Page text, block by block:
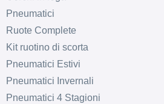
Pneumatici
Ruote Complete
Kit ruotino di scorta
Pneumatici Estivi
Pneumatici Invernali
Pneumatici 4 Stagioni